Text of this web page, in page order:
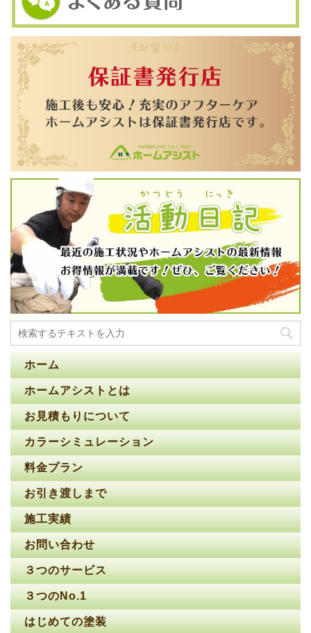
ホーム
ホームアシストとは
お見積もりについて
カラーシミュレーション
料金プラン
お引き渡しまで
施工実績
お問い合わせ
３つのサービス
３つのNo.1
はじめての塗装